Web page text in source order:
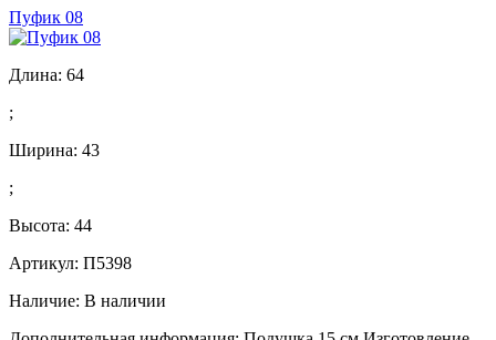
Пуфик 08
Длина: 64
;
Ширина: 43
;
Высота: 44
Артикул: П5398
Наличие: В наличии